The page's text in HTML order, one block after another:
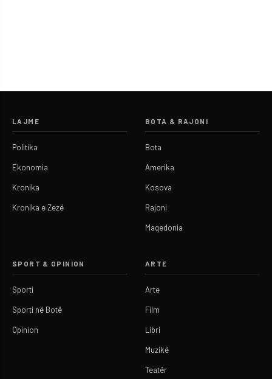
LAJME
Politika
Ekonomia
Kronika
Kronika e Zezë
BOTA & RAJONI
Bota
Amerika
Kosova
Rajoni
Maqedonia
SPORT & OPINION
Sporti
Sporti në Botë
Opinion
ARTE
Arte
Film
Libri
Muzikë
Teatër